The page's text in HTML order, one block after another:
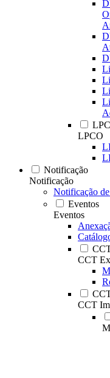
LPCO
Notificação
Notificação
Notificação
Eventos
Eventos
CCT
CCT